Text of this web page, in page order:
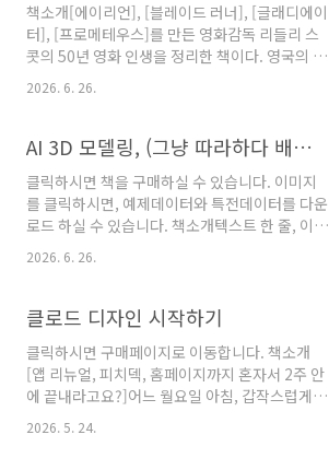
사람은 채팅 AI에게 “매출 요약하는 법”을 묻고
친절한 설명을 받지만, 결국 본인이 엑셀을 열어
복사하고 붙여넣어 슬라이드를 만듭니다. 다른
한 사람은 코워크 창에 엑셀 열세 개를 한꺼번에
열려 있습니다.이 책은 코..
책소개[에이리언], [블레이드 러너], [글래디에이
터], [프로메테우스]를 만든 영화감독 리들리 스
콧의 50년 영화 인생을 정리한 책이다. 영국의 영
화 저널리스트 이언 네이선(Ian Nathan)이 집
필한 [RIDLEY SCOTT: A RETROSPECTIVE]
로 나열하는 단순한 필모그래피 책이 아니다. “리
얼리티를 추구하는 비주얼리스트”로 불리는 리
들리 스콧이 한 편의 영화를 어떻게 구상하고, 설
계하고, 완성해 왔는지 그 작업방식과 연출철학
에 초점을 맞추었다. 저자는 리들리 스콧 및 동
료/배우들과의 인터뷰를 토대로, 데뷔작 [결투자
걸친 그의 비주얼 세계를 ..
2026. 6. 26.
AI 3D 모델링, (그냥 따라하다 배우는)
클릭하시면 책을 구매하실 수 있습니다. 이미지
를 클릭하시면, 예제데이터와 특전데이터를 다운
로드 하실 수 있습니다. 책소개텍스트 한 줄, 이미
지 한 장으로 3D 모델링 완성!3D 모델링은 그동
안 높은 학습 난이도와 복잡한 작업 과정 탓에 쉽
만 긴 학습 곡선 앞에서 망설였던 분들이 많았죠.
이 책은 생성형 3D AI를 활용해 그 벽을 허뭅니
다.간단한 설명이나 참고 이미지만으로 기본적인
3D 형태를 빠르게 만들어내고, 그 결과물을 다듬
어 실제 활용 가능한 리소스로 완성하는 전 과정
을 화면을 그대로 따라 하는 방식으로 안내합니
2026. 6. 26.
클로드 디자인 시작하기
클릭하시면 구매페이지로 이동합니다. 책소개
[앱 리뉴얼, 피치덱, 홈페이지까지 혼자서 2주 안
에 끝내라고요?]어느 월요일 아침, 갑작스럽게
는 부재중이고 마감은 코앞입니다. 디자인 툴은
2026. 5. 24.